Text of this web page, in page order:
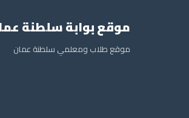
موقع بوابة سلطنة
موقع طلاب ومعلمي سلطنة عمان